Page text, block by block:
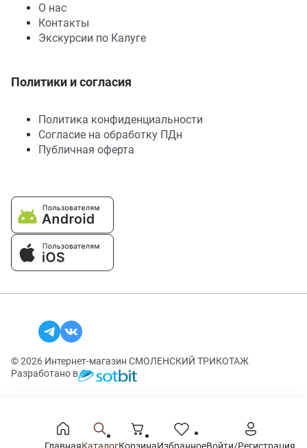
О нас
Контакты
Экскурсии по Калуге
Политики и согласия
Политика конфиденциальности
Согласие на обработку ПДн
Публичная оферта
© 2026 Интернет-магазин СМОЛЕНСКИЙ ТРИКОТАЖ
Разработано в